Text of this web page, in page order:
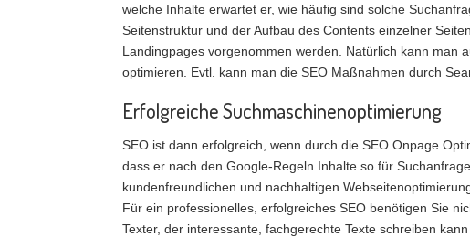
welche Inhalte erwartet er, wie häufig sind solche
Seitenstruktur und der Aufbau des Contents einzelner
Landingpages vorgenommen werden. Natürlich kann man
optimieren. Evtl. kann man die SEO Maßnahmen durch
Erfolgreiche Suchmaschinenoptimierung
SEO ist dann erfolgreich, wenn durch die SEO Onpage
dass er nach den Google-Regeln Inhalte so für
kundenfreundlichen und nachhaltigen
Für ein professionelles, erfolgreiches SEO benötigen Sie
Texter, der interessante, fachgerechte Texte schreiben